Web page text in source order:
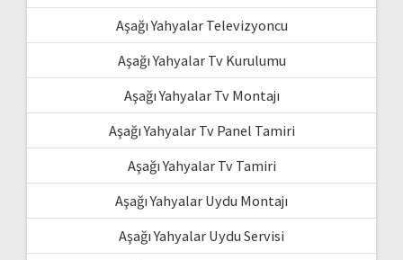
Aşağı Yahyalar Televizyoncu
Aşağı Yahyalar Tv Kurulumu
Aşağı Yahyalar Tv Montajı
Aşağı Yahyalar Tv Panel Tamiri
Aşağı Yahyalar Tv Tamiri
Aşağı Yahyalar Uydu Montajı
Aşağı Yahyalar Uydu Servisi